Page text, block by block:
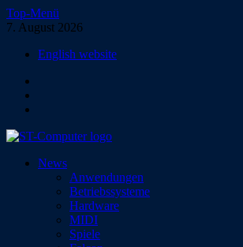
Zum
Inhalt
Top-Menü
7. August 2026
English website
ST-Computer
Das Magazin für Atari-Computer und -Konsolen
News
Anwendungen
Betriebssysteme
Hardware
MIDI
Spiele